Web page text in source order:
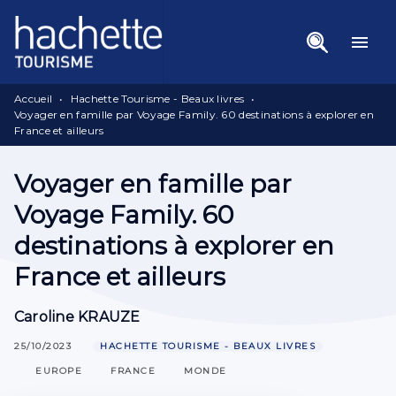
Menu Recherche
Pied De Page
menu
Accueil • Hachette Tourisme - Beaux livres •
Voyager en famille par Voyage Family. 60 destinations à explorer en
France et ailleurs
Voyager en famille par
Voyage Family. 60
destinations à explorer en
France et ailleurs
Caroline KRAUZE
25/10/2023 HACHETTE TOURISME - BEAUX LIVRES
EUROPE FRANCE MONDE